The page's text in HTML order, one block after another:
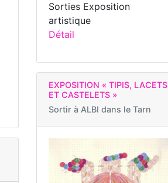
Sorties Exposition
artistique
Détail
EXPOSITION « TIPIS, LACETS
ET CASTELETS »
Sortir à ALBI dans le Tarn